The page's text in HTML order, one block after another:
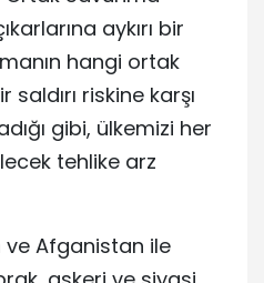
aykırı bir
hangi ortak
riskine karşı
gibi, ülkemizi her
tehlike arz
ve Afganistan ile